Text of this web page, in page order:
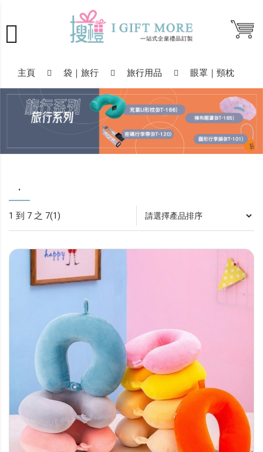
主頁 袋｜旅行 旅行用品 眼罩｜頸枕
.
1 到 7 之 7(1)